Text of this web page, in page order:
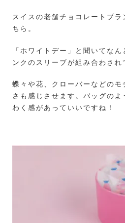
スイスの老舗チョコレートブ
ちら。
「ホワイトデー」と聞いてな
ンクのスリーブが組み合わされ
蝶々や花、クローバーなどの
さも感じさせます。バッグの
わく感があっていいですね！